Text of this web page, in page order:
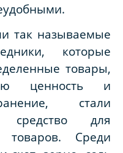
так называемые
которые
товары,
ценность и
стали
средство для
товаров. Среди